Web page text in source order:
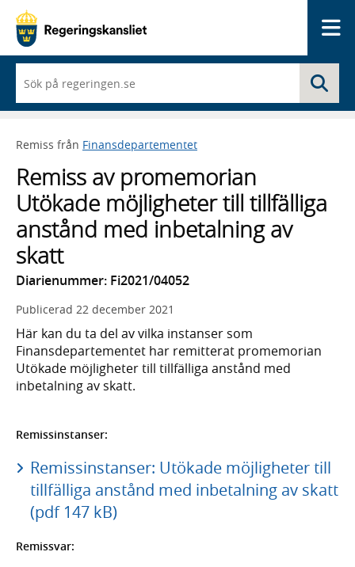
du
börjar
skriva
framträder
lista
med
sökförslag
Remiss från Finansdepartementet
Remiss av promemorian
Utökade möjligheter till tillfälliga
anstånd med inbetalning av
skatt
Diarienummer: Fi2021/04052
Publicerad 22 december 2021
Här kan du ta del av vilka instanser som
Finansdepartementet har remitterat promemorian
Utökade möjligheter till tillfälliga anstånd med
inbetalning av skatt.
Remissinstanser:
Remissinstanser: Utökade möjligheter till
tillfälliga anstånd med inbetalning av skatt
(pdf 147 kB)
Remissvar: